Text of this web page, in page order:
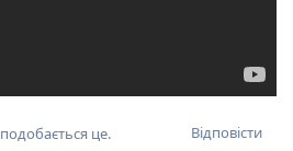
Відповісти
подобається це.